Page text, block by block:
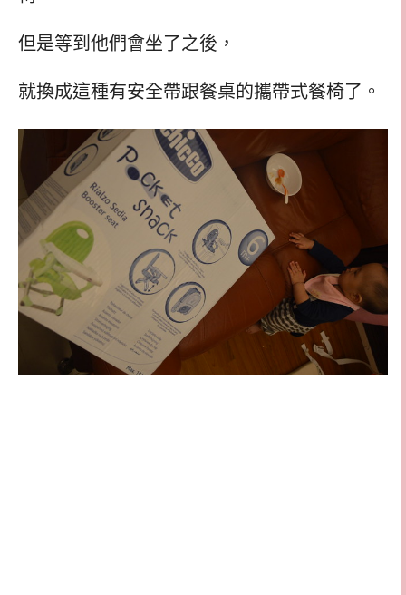
但是等到他們會坐了之後，
就換成這種有安全帶跟餐桌的攜帶式餐椅了。